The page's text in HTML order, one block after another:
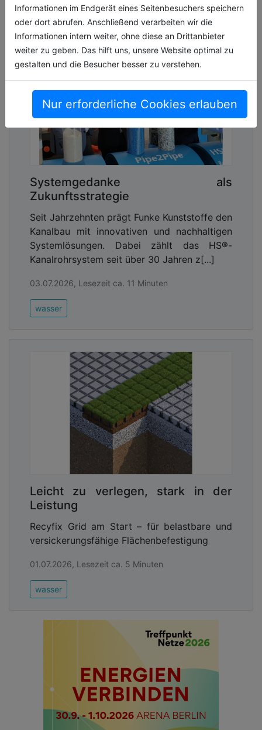
Informationen im Endgerät eines Seitenbesuchers speichern
oder dort abrufen. Anschließend verarbeiten wir die
Informationen intern weiter, ohne diese an Drittanbieter
weiter zu geben. Das hilft uns, unsere Website optimal zu
gestalten und die Besucher besser zu verstehen.
Nur erforderliche Cookies erlauben
Systemgedanke als
Zukunftsstrategie
Seit Jahrzehnten prägt Funke Kunststoffe den
Kanalbau mit innovativen und nachhaltigen
Systemlösungen. Dabei zählt das HS®-
Kanalrohrsystem seit über 30 Jahren z[...]
03.07.2026, Lesezeit ca. 11 Minuten
wasser
Leicht zu verlegen, stark in der
Leistung
Recyfix Grid am Start – für belastbare und
versickerungsfähige Flächenbefestigung
01.07.2026, Lesezeit ca. 5 Minuten
wasser